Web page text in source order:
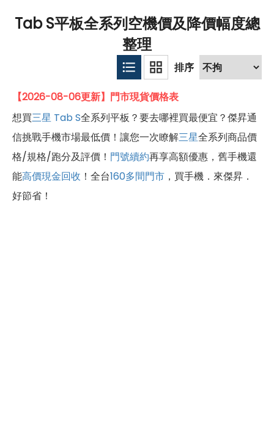
Tab S平板全系列空機價及降價幅度總
整理
【2026-08-06更新】門市現貨價格表
想買三星 Tab S全系列平板？要去哪裡買最便宜？傑昇通
信挑戰手機市場最低價！讓您一次瞭解三星全系列商品價
格/規格/跑分及評價！ 門號續約再享高額優惠，舊手機還
能高價現金回收 ！全台160多間門市 ，買手機．來傑昇．
好節省！